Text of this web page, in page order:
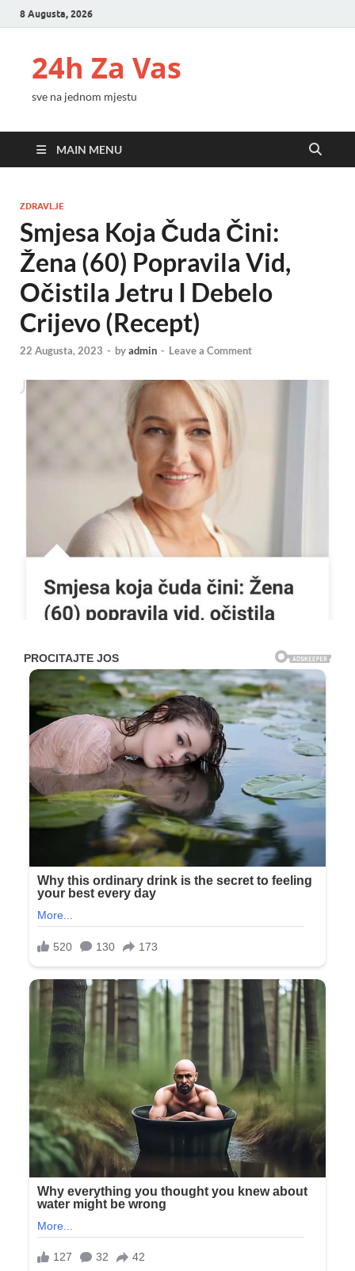
8 Augusta, 2026
24h Za Vas
sve na jednom mjestu
MAIN MENU
ZDRAVLJE
Smjesa Koja Čuda Čini:
Žena (60) Popravila Vid,
Očistila Jetru I Debelo
Crijevo (Recept)
22 Augusta, 2023 - byadmin - Leave a Comment